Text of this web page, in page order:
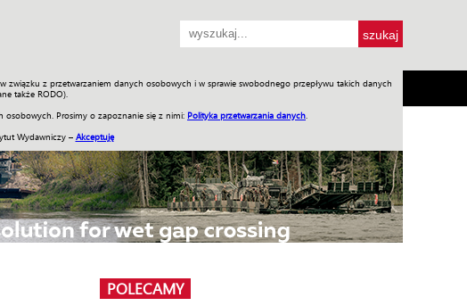
związku z przetwarzaniem danych osobowych i w sprawie swobodnego przepływu takich danych
także RODO).
osobowych. Prosimy o zapoznanie się z nimi: Polityka przetwarzania danych
Wydawniczy – Akceptuję
ENGLISH SKLEP Jednodniówki Praca w WIW
POLECAMY